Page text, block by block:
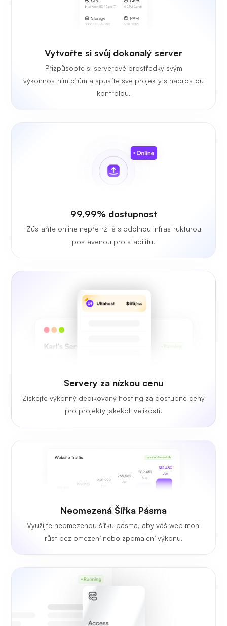
Vytvořte si svůj dokonalý server
Přizpůsobte si serverové prostředky svým
výkonnostním cílům a spusťte své projekty s naprostou
kontrolou.
99,99% dostupnost
Zůstaňte online nepřetržitě s odolnou infrastrukturou
postavenou pro stabilitu.
Servery za nízkou cenu
Získejte výkonný dedikovaný hosting za dostupné ceny
pro projekty jakékoli velikosti.
Neomezená Šířka Pásma
Využijte neomezenou šířku pásma, aby váš web mohl
růst bez omezení nebo zpomalení výkonu.